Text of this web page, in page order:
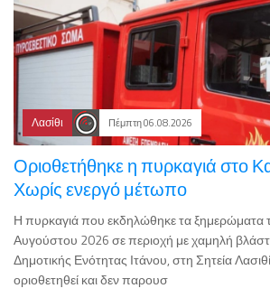
Λασίθι Πέμπτη 06.08.2026
Οριοθετήθηκε η πυρκαγιά στο
Χωρίς ενεργό μέτωπο
Η πυρκαγιά που εκδηλώθηκε τα ξημερώματα
Αυγούστου 2026 σε περιοχή με χαμηλή
Δημοτικής Ενότητας Ιτάνου, στη Σητεία
οριοθετηθεί και δεν παρουσ